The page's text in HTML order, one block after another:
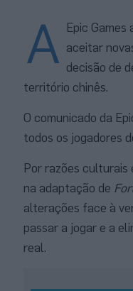
A Epic Games
aceitar
decisão de
território chinês.
O comunicado da
todos os jogadores
Por razões
na adaptação de
alterações face à
passar a jogar e a
real.